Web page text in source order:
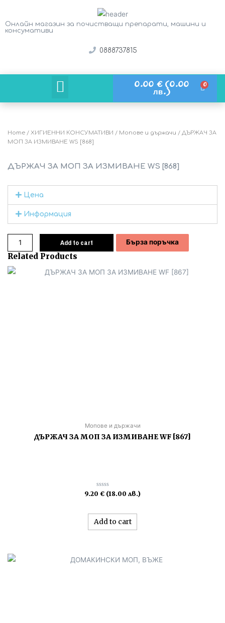
Онлайн магазин за почистващи препарати, машини и
консумативи
0888737815
0.00€ (0.00
лв.)
Home / ХИГИЕННИ КОНСУМАТИВИ / Мопове и държачи / ДЪРЖАЧ ЗА
МОП ЗА ИЗМИВАНЕ WS [868]
ДЪРЖАЧ ЗА МОП ЗА ИЗМИВАНЕ WS [868]
Цена
Информация
Add to cart Бърза поръчка
Related Products
Мопове и държачи
ДЪРЖАЧ ЗА МОП ЗА ИЗМИВАНЕ WF [867]
Rated
5
9.20 € (18.00 лв.)
Add to cart